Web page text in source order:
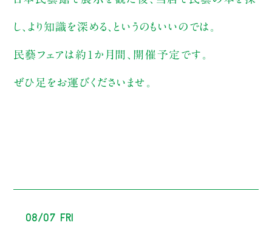
し、より知識を深める、というのもいいのでは。
民藝フェアは約1か月間、開催予定です。
ぜひ足をお運びくださいませ。
08/07 Fri